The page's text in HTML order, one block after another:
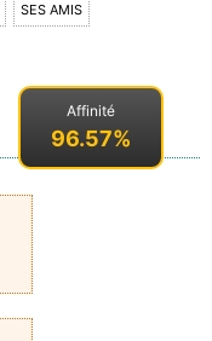
SES AMIS
Affinité
96.57%